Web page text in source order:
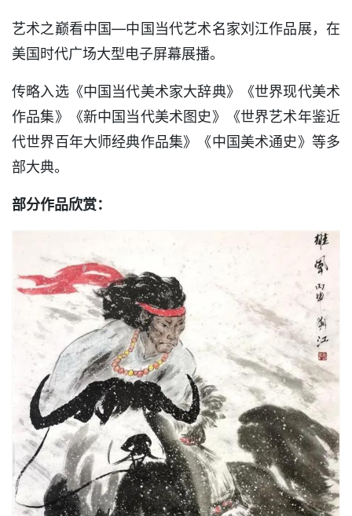
艺术之巅看中国—中国当代艺术名家刘江作品展，在
美国时代广场大型电子屏幕展播。
传略入选《中国当代美术家大辞典》《世界现代美术
作品集》《新中国当代美术图史》《世界艺术年鉴近
代世界百年大师经典作品集》《中国美术通史》等多
部大典。
部分作品欣赏：